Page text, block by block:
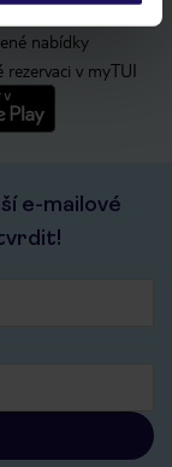
sdílení
nabídky
v myTUI
e-mailové